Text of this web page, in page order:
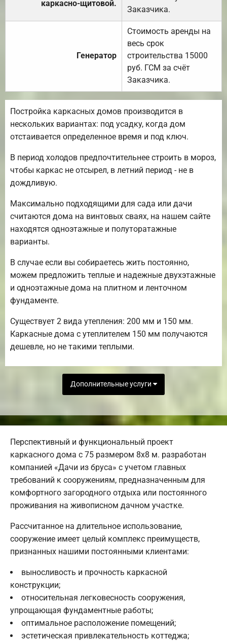
каркасно-щитовой.
Заказчика.
Генератор
Стоимость аренды на
весь срок
строительства 15000
руб. ГСМ за счёт
Заказчика.
Постройка каркасных домов производится в
нескольких вариантах: под усадку, когда дом
отстаивается определенное время и под ключ.
В период холодов предпочтительнее строить в мороз,
чтобы каркас не отсырел, в летний период - не в
дождливую.
Максимально подходящими для сада или дачи
считаются дома на винтовых сваях, на нашем сайте
находятся одноэтажные и полуторатажные
варианты.
В случае если вы собираетесь жить постоянно,
можем предложить теплые и надежные двухэтажные
и одноэтажные дома на плитном и ленточном
фундаменте.
Существует 2 вида утепления: 200 мм и 150 мм.
Каркасные дома с утеплителем 150 мм получаются
дешевле, но не такими теплыми.
Дополнительные услуги
Перспективный и функциональный проект
каркасного дома с 75 размером 8х8 м. разработан
компанией «Дачи из бруса» с учетом главных
требований к сооружениям, предназначенным для
комфортного загородного отдыха или постоянного
проживания на живописном дачном участке.
Рассчитанное на длительное использование,
сооружение имеет целый комплекс преимуществ,
признанных нашими постоянными клиентами:
выносливость и прочность каркасной
конструкции;
относительная легковесность сооружения,
упрощающая фундаментные работы;
оптимальное расположение помещений;
эстетическая привлекательность коттеджа;